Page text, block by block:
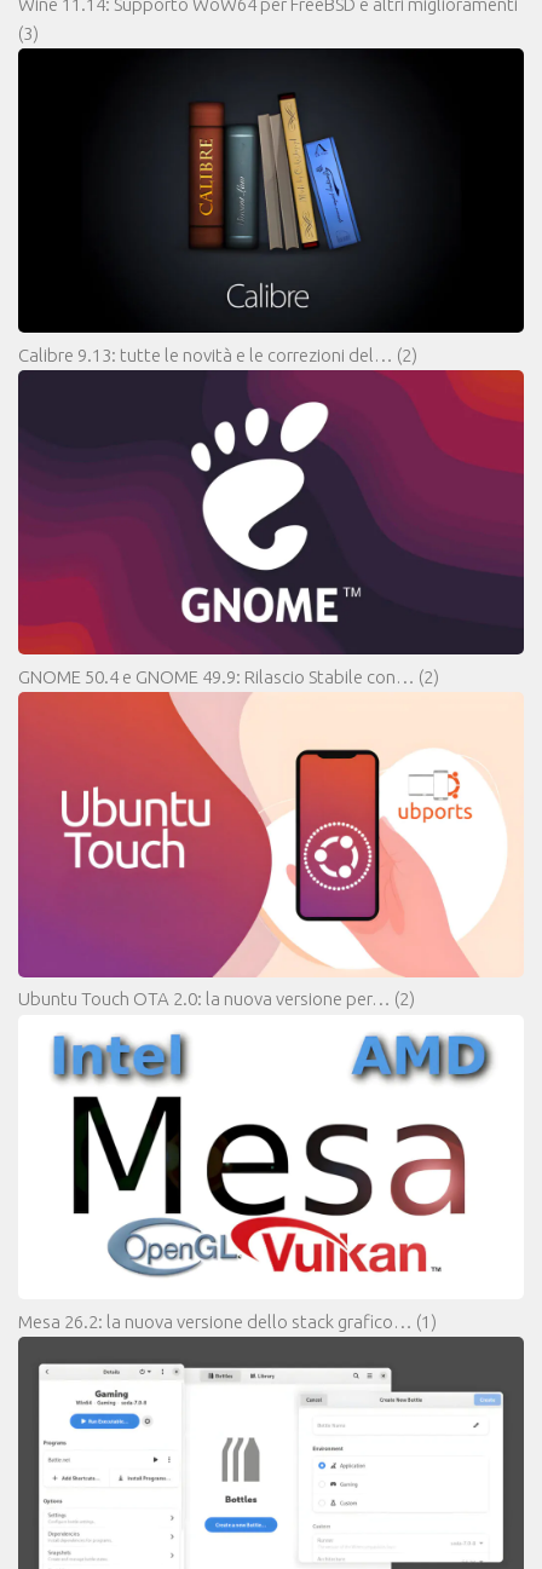
Wine 11.14: Supporto WoW64 per FreeBSD e altri miglioramenti
(3)
Calibre 9.13: tutte le novità e le correzioni del… (2)
GNOME 50.4 e GNOME 49.9: Rilascio Stabile con… (2)
Ubuntu Touch OTA 2.0: la nuova versione per… (2)
Mesa 26.2: la nuova versione dello stack grafico… (1)